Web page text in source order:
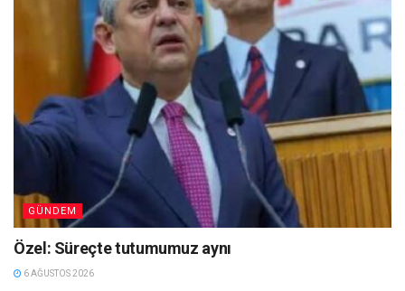
GÜNDEM
Özel: Süreçte tutumumuz aynı
6 AĞUSTOS 2026